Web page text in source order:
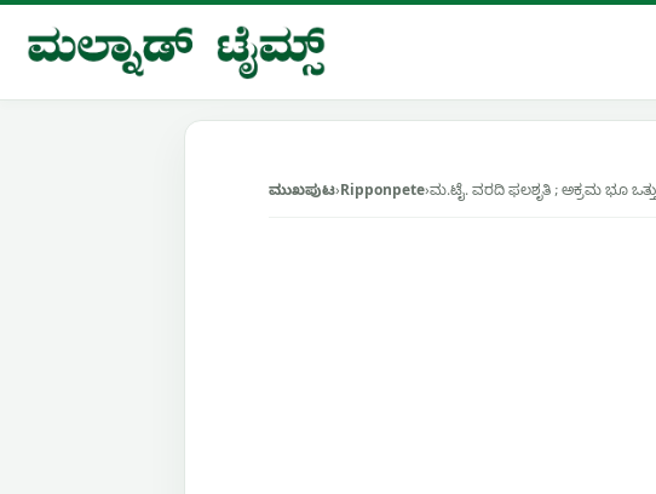
Skip
ಮುಖಪುಟ›Ripponpete›ಮ.ಟೈ. ವರದಿ ಫಲಶೃತಿ ; ಅಕ್ರಮ ಭೂ